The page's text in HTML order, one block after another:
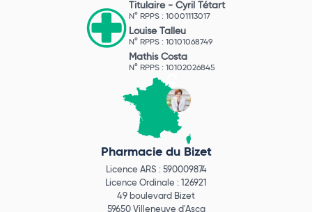
Titulaire - Cyril Tétart
N° RPPS : 10001113017
Louise Talleu
N° RPPS : 10101068749
Mathis Costa
N° RPPS : 10102026845
Pharmacie du Bizet
Licence ARS : 590009874
Licence Ordinale : 126921
49 boulevard Bizet
59650 Villeneuve d'Ascq